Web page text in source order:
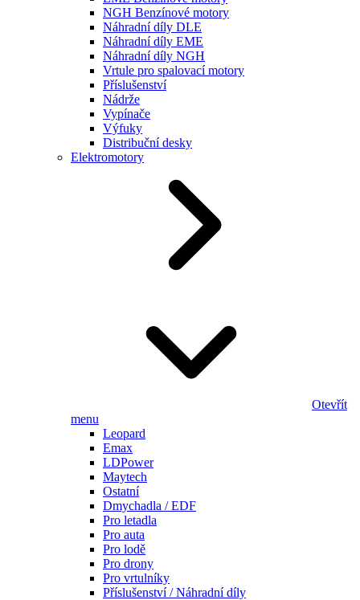
NGH Benzínové motory
Náhradní díly DLE
Náhradní díly EME
Náhradní díly NGH
Vrtule pro spalovací motory
Příslušenství
Nádrže
Vypínače
Výfuky
Distribuční desky
Elektromotory
Otevřít
menu
Leopard
Emax
LDPower
Maytech
Ostatní
Dmychadla / EDF
Pro letadla
Pro auta
Pro lodě
Pro drony
Pro vrtulníky
Příslušenství / Náhradní díly